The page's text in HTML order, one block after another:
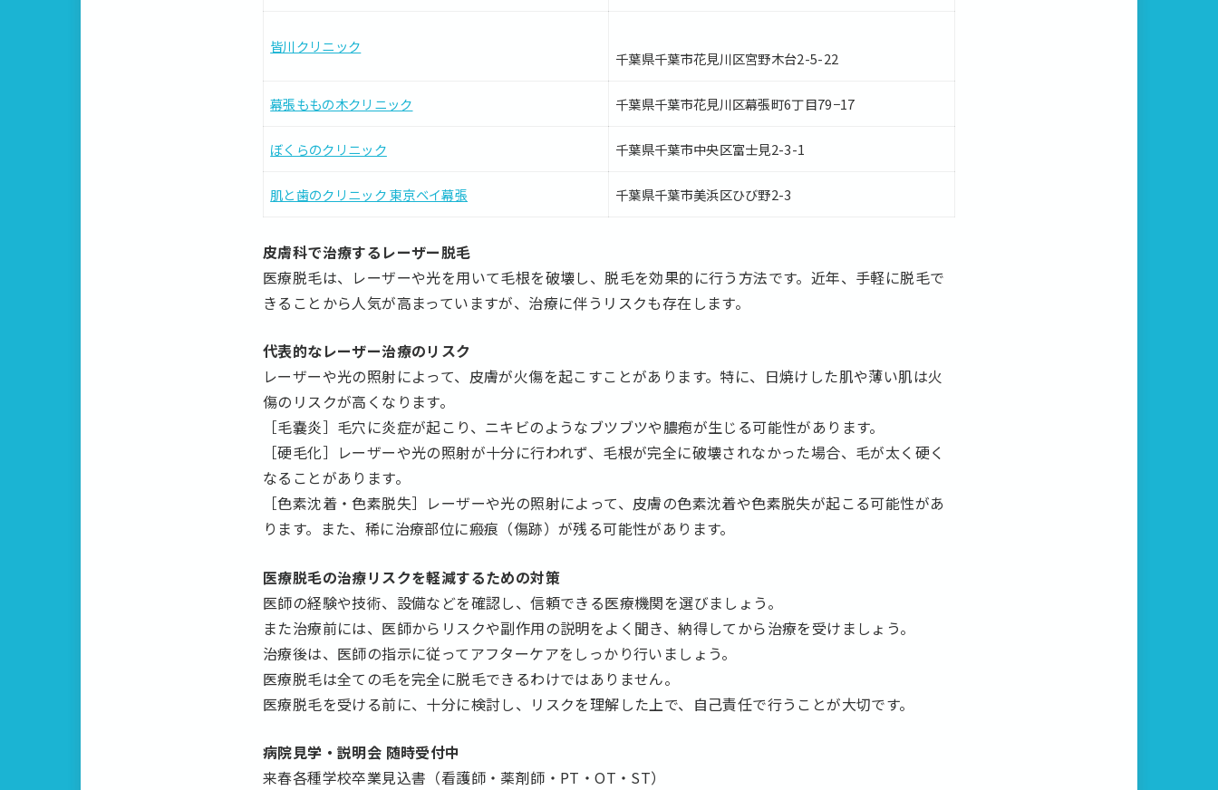
皆川クリニック
千葉県千葉市花見川区宮野木台2-5-22
幕張ももの木クリニック 千葉県千葉市花見川区幕張町6丁目79−17
ぼくらのクリニック 千葉県千葉市中央区富士見2-3-1
肌と歯のクリニック 東京ベイ幕張 千葉県千葉市美浜区ひび野2-3
皮膚科で治療するレーザー脱毛
医療脱毛は、レーザーや光を用いて毛根を破壊し、脱毛を効果的に行う方法です。近年、手軽に脱毛で
きることから人気が高まっていますが、治療に伴うリスクも存在します。
代表的なレーザー治療のリスク
レーザーや光の照射によって、皮膚が火傷を起こすことがあります。特に、日焼けした肌や薄い肌は火
傷のリスクが高くなります。
［毛嚢炎］毛穴に炎症が起こり、ニキビのようなブツブツや膿疱が生じる可能性があります。
［硬毛化］レーザーや光の照射が十分に行われず、毛根が完全に破壊されなかった場合、毛が太く硬く
なることがあります。
［色素沈着・色素脱失］レーザーや光の照射によって、皮膚の色素沈着や色素脱失が起こる可能性があ
ります。また、稀に治療部位に瘢痕（傷跡）が残る可能性があります。
医療脱毛の治療リスクを軽減するための対策
医師の経験や技術、設備などを確認し、信頼できる医療機関を選びましょう。
また治療前には、医師からリスクや副作用の説明をよく聞き、納得してから治療を受けましょう。
治療後は、医師の指示に従ってアフターケアをしっかり行いましょう。
医療脱毛は全ての毛を完全に脱毛できるわけではありません。
医療脱毛を受ける前に、十分に検討し、リスクを理解した上で、自己責任で行うことが大切です。
病院見学・説明会 随時受付中
来春各種学校卒業見込書（看護師・薬剤師・PT・OT・ST）